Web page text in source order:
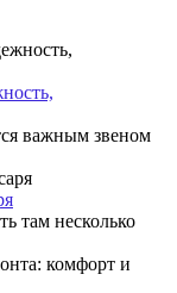
важным звеном
там несколько